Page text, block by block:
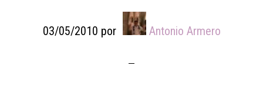
03/05/2010 por Antonio Armero